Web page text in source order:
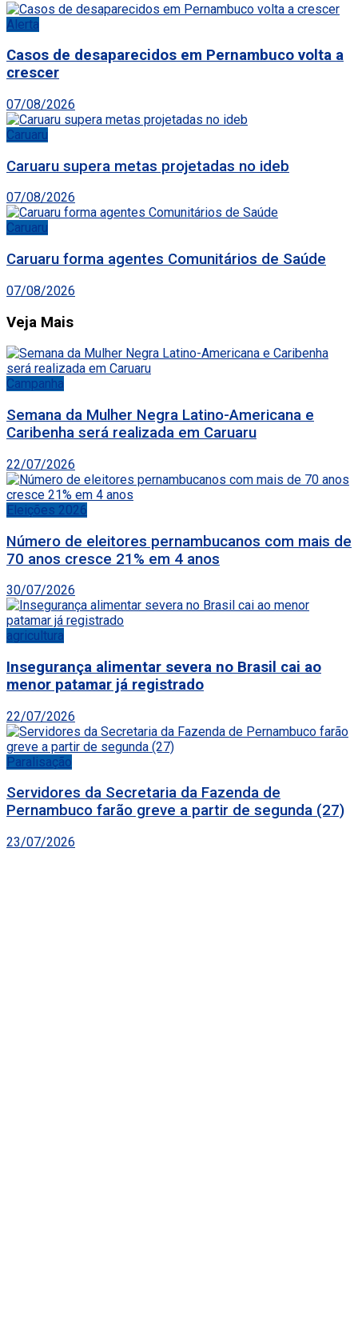
Alerta
Casos de desaparecidos em Pernambuco volta a
crescer
07/08/2026
Caruaru
Caruaru supera metas projetadas no ideb
07/08/2026
Caruaru
Caruaru forma agentes Comunitários de Saúde
07/08/2026
Veja Mais
Campanha
Semana da Mulher Negra Latino-Americana e
Caribenha será realizada em Caruaru
22/07/2026
Eleições 2026
Número de eleitores pernambucanos com mais de
70 anos cresce 21% em 4 anos
30/07/2026
agricultura
Insegurança alimentar severa no Brasil cai ao
menor patamar já registrado
22/07/2026
Paralisação
Servidores da Secretaria da Fazenda de
Pernambuco farão greve a partir de segunda (27)
23/07/2026